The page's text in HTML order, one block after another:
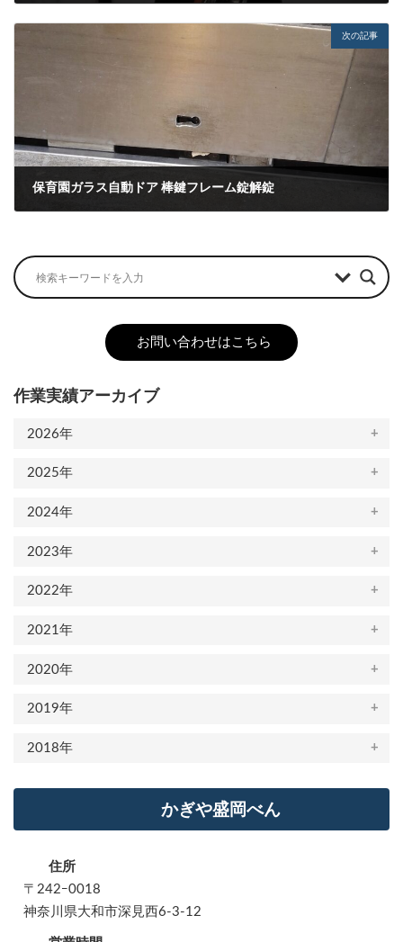
次の記事
保育園ガラス自動ドア 棒鍵フレーム錠解錠
お問い合わせはこちら
作業実績アーカイブ
2026年
2025年
2024年
2023年
2022年
2021年
2020年
2019年
2018年
かぎや盛岡べん
住所
〒242ｰ0018
神奈川県大和市深見西6-3-12